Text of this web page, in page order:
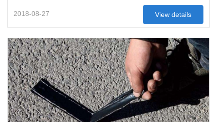
2018-08-27 View details